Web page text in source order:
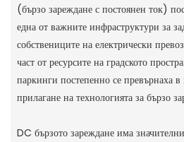
(бързо зареждане с постоянен ток)
една от важните инфраструктури за
собствениците на електрически
част от ресурсите на градското
паркинги постепенно се превърнаха
прилагане на технологията за бързо
DC бързото зареждане има